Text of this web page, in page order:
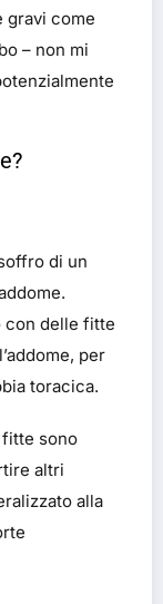
gravi come
– non mi
di un
con delle fitte
per
toracica.
sono
altri
alla